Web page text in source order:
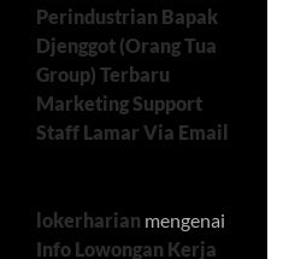
Perindustrian Bapak
Djenggot (Orang Tua
Group) Terbaru
Marketing Support
Staff Lamar Via Email
lokerharian mengenai
Info Lowongan Kerja